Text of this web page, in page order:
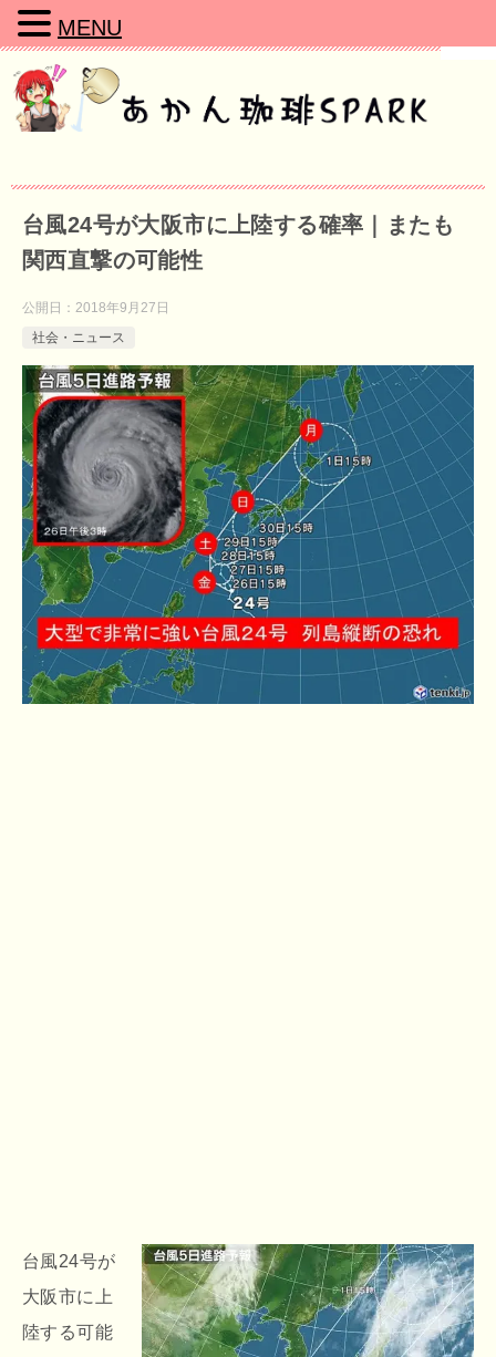
台風24号が大阪市に上陸する確率｜またも
関西直撃の可能性
公開日： 2018年9月27日
社会・ニュース
台風24号が
大阪市に上
陸する可能
MENU